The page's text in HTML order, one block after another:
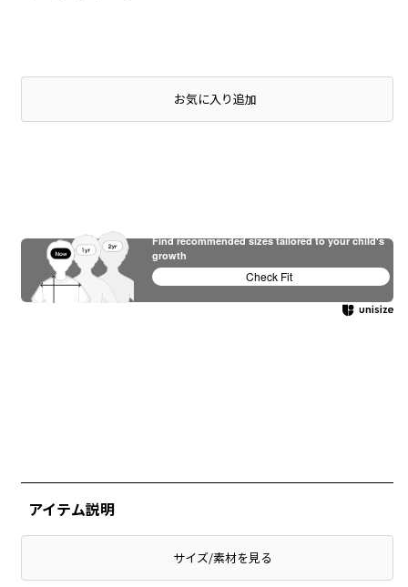
店頭在庫を確認するお気に入り追加
アイテム説明
サイズ/素材を見る
Find recommended sizes tailored to your child's
growth
Check Fit